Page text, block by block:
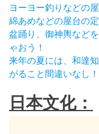
ヨーヨー釣りなどの屋
綿あめなどの屋台の定
盆踊り、御神輿など
ゃおう！
来年の夏には、和達
がること間違いなし！
日本文化：